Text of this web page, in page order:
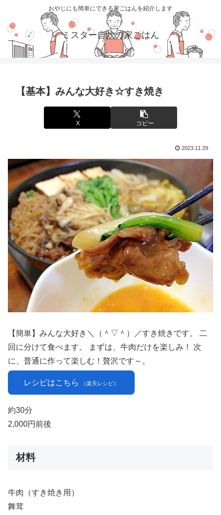
おやじにも簡単にできる家ごはんを紹介します
ミスター自炊の家ごはん
【基本】みんな大好き☆すき焼き
X コピー
2023.11.29
【簡単】みんな大好き＼（＾▽＾）／すき焼きです。 二
回に分けて食べます。 まずは、牛肉だけを楽しみ！ 次
に、普通に作って楽しむ！贅沢です～。
レシピはこちら （楽天レシピ）
約30分
2,000円前後
材料
牛肉（すき焼き用）
舞茸